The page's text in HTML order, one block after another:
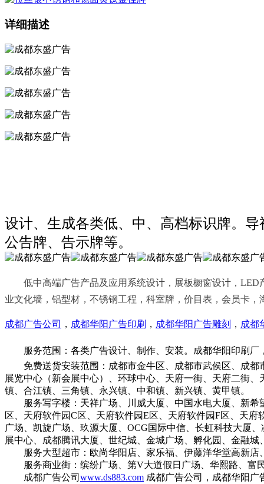
详细描述
设计、生成各类低、中、高档标识牌。
公告牌、告示牌等。
低中高端广告产品及应用系统设计，展板橱窗设计，LED
业文化墙，铝型材，不锈钢工程，科室牌，价目表，会员卡
成都广告公司 ， 成都华阳广告印刷 ， 成都华阳广告雕刻 ， 成都
服务范围：各类广告设计、制作、安装。成都华阳印刷厂
免费送货安装范围：成都市金牛区、成都市武侯区、成都
展览中心（新会展中心）、环球中心、天府一街、天府二街
镇、合江镇、三角镇、永兴镇、中和镇、新兴镇、黄甲镇。
服务写字楼：天祥广场、川威大厦、中国水电大厦、新希
区、天府软件园C区、天府软件园E区、天府软件园F区、天
广场、凯旋广场、玖源大厦、OCG国际中信、长虹科技大厦
展中心、成都腾讯大厦、世纪城、金城广场、孵化园、金融
服务大型超市：欧尚华阳店、家乐福、伊藤洋华堂高新店
服务商业街：缤纷广场、第V大道假日广场、华熙路、富
成都广告公司 www.ds883.com 成都广告公司，成都华阳